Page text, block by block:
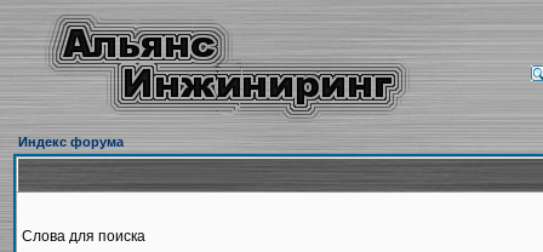
Индекс форума
Слова для поиска